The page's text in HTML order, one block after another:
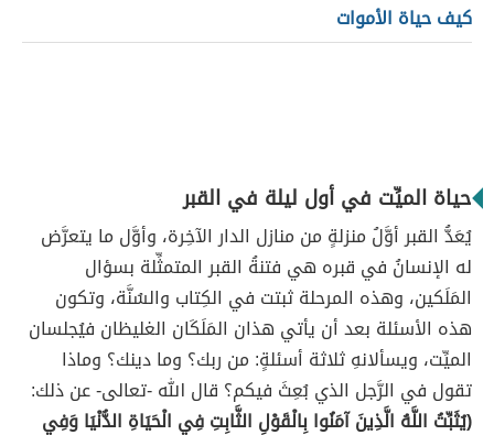
كيف حياة الأموات
حياة الميِّت في أول ليلة في القبر
يُعَدُّ القبر أوَّلُ منزلةٍ من منازل الدار الآخِرة، وأوَّل ما يتعرَّض
له الإنسانُ في قبره هي فتنةُ القبر المتمثِّلة بسؤال
المَلَكين، وهذه المرحلة ثبتت في الكِتاب والسُنَّة، وتكون
هذه الأسئلة بعد أن يأتي هذان المَلَكَان الغليظان فيُجلسان
الميِّت، ويسألانهِ ثلاثة أسئلةٍ: من ربك؟ وما دينك؟ وماذا
تقول في الرَّجل الذي بُعِثَ فيكم؟ قال الله -تعالى- عن ذلك:
(يُثَبِّتُ اللَّهُ الَّذِينَ آمَنُوا بِالْقَوْلِ الثَّابِتِ فِي الْحَيَاةِ الدُّنْيَا وَفِي